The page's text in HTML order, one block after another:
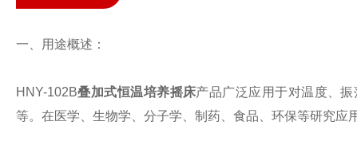
一、用途概述：
HNY-102B叠加式恒温培养摇床产品广泛应用于对温度、
等。在医学、生物学、分子学、制药、食品、环保等研究应